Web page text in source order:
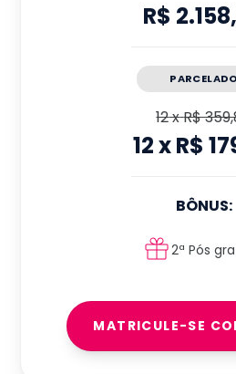
R$
PARCELADO
12xR$
12xR$
BÔNUS:
2ª Pós
MATRICULE-SE